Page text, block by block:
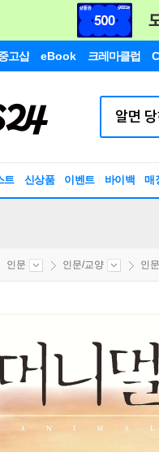
고샵 eBook 크레마클럽
트 신상품 이벤트 바이백 매
인문 인문/교양 인